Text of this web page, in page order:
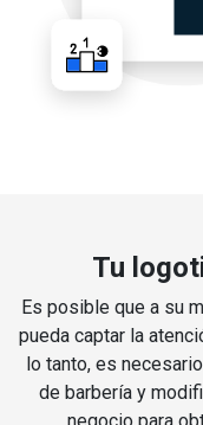
Tu
Es posible que a su
pueda captar la
lo tanto, es
de barbería y